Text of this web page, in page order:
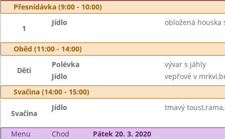
Přesnídávka (9:00 - 10:00)
1
Jídlo obložená houska
Oběd (11:00 - 14:00)
Děti
Polévka
vývar s jáhly
Jídlo
vepřové v
Svačina (14:00 - 15:00)
Svačina
Jídlo tmavý
Menu Chod
Pátek 20. 3. 2020